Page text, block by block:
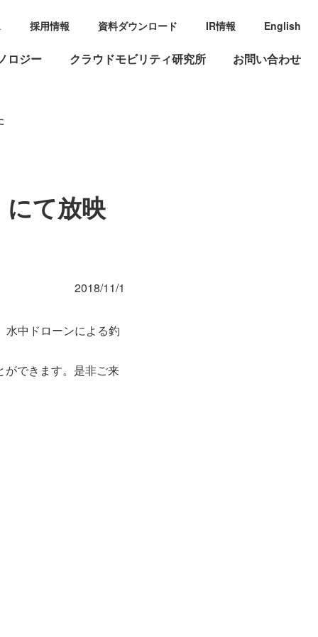
ロジー クラウドモビリティ研究所 お問い合わせ
採用情報 資料ダウンロード IR情報 English
て放映
2018/11/1
水中ドローンによる釣
ができます。是非ご来